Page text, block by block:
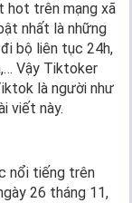
o
n
hot trên mạng xã
nhất là những
bộ liên tục 24h,
Vậy Tiktoker
là người như
viết này.
nổi tiếng trên
26 tháng 11,